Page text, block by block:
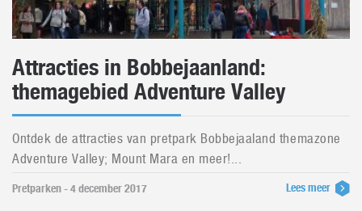
Attracties in Bobbejaanland:
themagebied Adventure Valley
Ontdek de attracties van pretpark Bobbejaaland themazone
Adventure Valley; Mount Mara en meer!...
Pretparken - 4 december 2017 Lees meer